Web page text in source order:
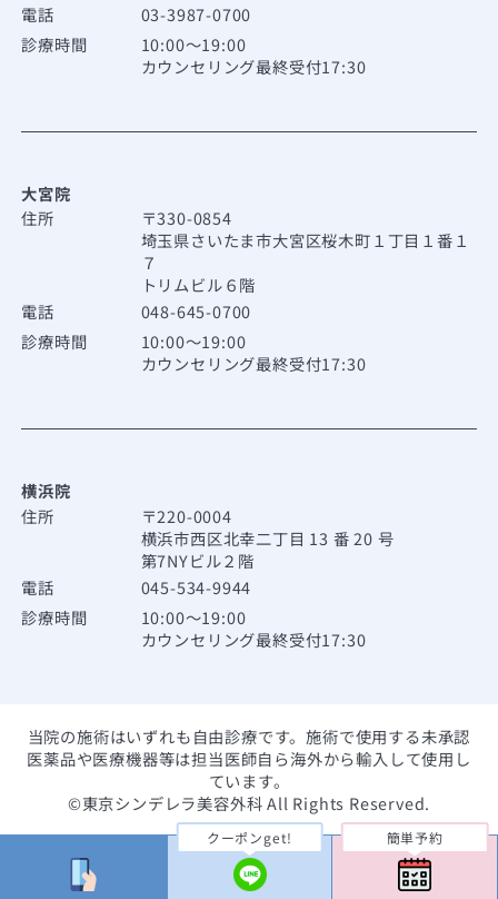
クーポンget! 簡単予約
電話
03-3987-0700
診療時間
10:00～19:00
カウンセリング最終受付17:30
大宮院
住所
〒330-0854
埼玉県さいたま市大宮区桜木町１丁目１番１
７
トリムビル６階
電話
048-645-0700
診療時間
10:00～19:00
カウンセリング最終受付17:30
横浜院
住所
〒220-0004
横浜市西区北幸二丁目 13 番 20 号
第7NYビル２階
電話
045-534-9944
診療時間
10:00～19:00
カウンセリング最終受付17:30
当院の施術はいずれも自由診療です。施術で使用する未承認
医薬品や医療機器等は担当医師自ら海外から輸入して使用し
ています。
©東京シンデレラ美容外科 All Rights Reserved.